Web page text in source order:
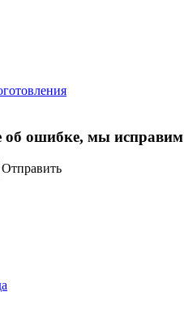
об ошибке, мы исправим
Отправить